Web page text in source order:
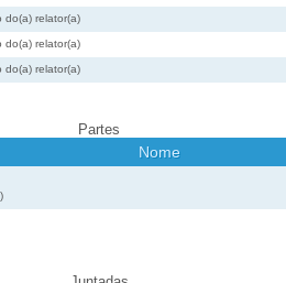
do(a) relator(a)
do(a) relator(a)
do(a) relator(a)
Partes
Nome